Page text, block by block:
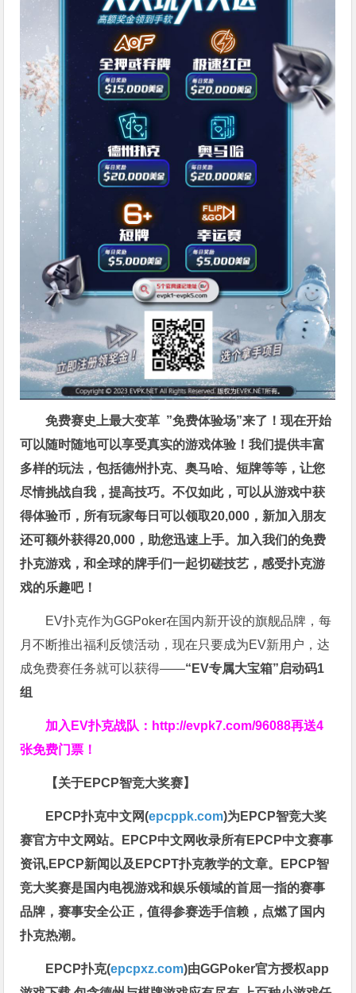
免费赛史上最大变革 ”免费体验场”来了！现在开始
可以随时随地可以享受真实的游戏体验！我们提供丰富
多样的玩法，包括德州扑克、奥马哈、短牌等等，让您
尽情挑战自我，提高技巧。不仅如此，可以从游戏中获
得体验币，所有玩家每日可以领取20,000，新加入朋友
还可额外获得20,000，助您迅速上手。 加入我们的免费
扑克游戏，和全球的牌手们一起切磋技艺，感受扑克游
戏的乐趣吧！
EV扑克作为GGPoker在国内新开设的旗舰品牌，每
月不断推出福利反馈活动，现在只要成为EV新用户，达
成免费赛任务就可以获得——“EV专属大宝箱”启动码1
组
加入EV扑克战队： http://evpk7.com/96088再送4
张免费门票！
【关于EPCP智竞大奖赛】
EPCP扑克中文网(epcppk.com)为EPCP智竞大奖
赛官方中文网站。EPCP中文网收录所有EPCP中文赛事
资讯,EPCP新闻以及EPCPT扑克教学的文章。EPCP智
竞大奖赛是国内电视游戏和娱乐领域的首屈一指的赛事
品牌，赛事安全公正，值得参赛选手信赖，点燃了国内
扑克热潮。
EPCP扑克(epcpxz.com)由GGPoker官方授权app